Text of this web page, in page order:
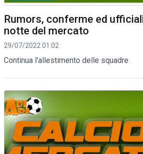
Rumors, conferme ed
notte del mercato
29/07/2022 01:02
Continua l'allestimento delle squadre